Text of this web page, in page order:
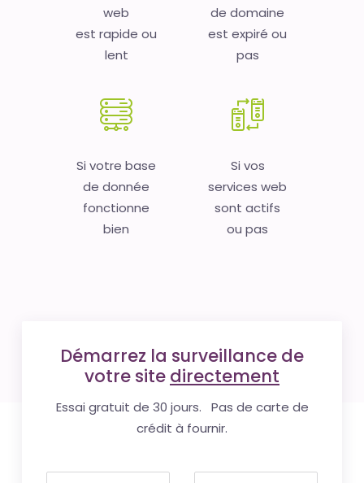
web
est rapide ou
lent
de domaine
est expiré ou
pas
Si votre base
de donnée
fonctionne
bien
Si vos
services web
sont actifs
ou pas
Démarrez la surveillance de
votre site directement
Essai gratuit de 30 jours. Pas de carte de
crédit à fournir.